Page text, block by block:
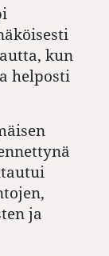
kun
helposti
ja